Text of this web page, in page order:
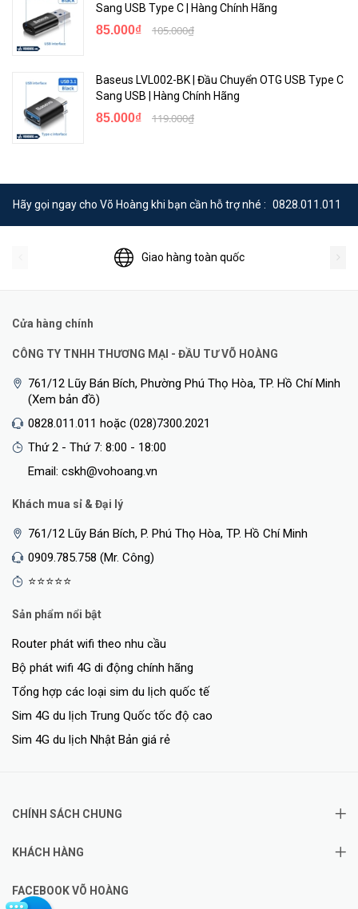
Sang USB Type C | Hàng Chính Hãng
85.000₫ 105.000₫
Baseus LVL002-BK | Đầu Chuyển OTG USB Type C
Sang USB | Hàng Chính Hãng
85.000₫ 119.000₫
Hãy gọi ngay cho Võ Hoàng khi bạn cần hỗ trợ nhé : 0828.011.011
Giao hàng toàn quốc
Cửa hàng chính
CÔNG TY TNHH THƯƠNG MẠI - ĐẦU TƯ VÕ HOÀNG
761/12 Lũy Bán Bích, Phường Phú Thọ Hòa, TP. Hồ Chí Minh
(Xem bản đồ)
0828.011.011 hoặc (028)7300.2021
Thứ 2 - Thứ 7: 8:00 - 18:00
Email: cskh@vohoang.vn
Khách mua sỉ & Đại lý
761/12 Lũy Bán Bích, P. Phú Thọ Hòa, TP. Hồ Chí Minh
0909.785.758 (Mr. Công)
⭐⭐⭐⭐⭐
Sản phẩm nổi bật
Router phát wifi theo nhu cầu
Bộ phát wifi 4G di động chính hãng
Tổng hợp các loại sim du lịch quốc tế
Sim 4G du lịch Trung Quốc tốc độ cao
Sim 4G du lịch Nhật Bản giá rẻ
CHÍNH SÁCH CHUNG
KHÁCH HÀNG
FACEBOOK VÕ HOÀNG